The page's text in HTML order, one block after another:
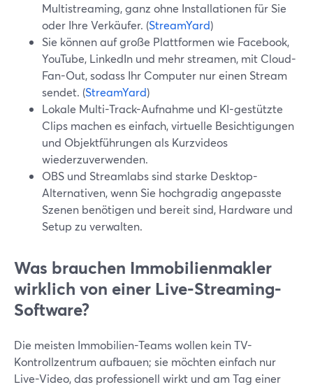
Multistreaming, ganz ohne Installationen für Sie
oder Ihre Verkäufer. (StreamYard)
Sie können auf große Plattformen wie Facebook,
YouTube, LinkedIn und mehr streamen, mit Cloud-
Fan-Out, sodass Ihr Computer nur einen Stream
sendet. (StreamYard)
Lokale Multi-Track-Aufnahme und KI-gestützte
Clips machen es einfach, virtuelle Besichtigungen
und Objektführungen als Kurzvideos
wiederzuverwenden.
OBS und Streamlabs sind starke Desktop-
Alternativen, wenn Sie hochgradig angepasste
Szenen benötigen und bereit sind, Hardware und
Setup zu verwalten.
Was brauchen Immobilienmakler
wirklich von einer Live-Streaming-
Software?
Die meisten Immobilien-Teams wollen kein TV-
Kontrollzentrum aufbauen; sie möchten einfach nur
Live-Video, das professionell wirkt und am Tag einer